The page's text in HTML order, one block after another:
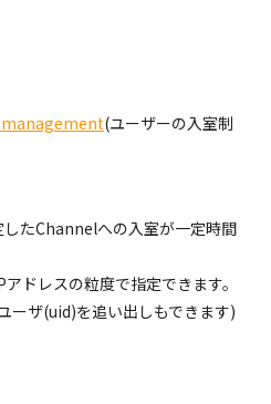
(ユーザーの入室制
たChannelへの入室が一定時間
ドレスの粒度で指定できます。
ーザ(uid)を追い出しもできます)